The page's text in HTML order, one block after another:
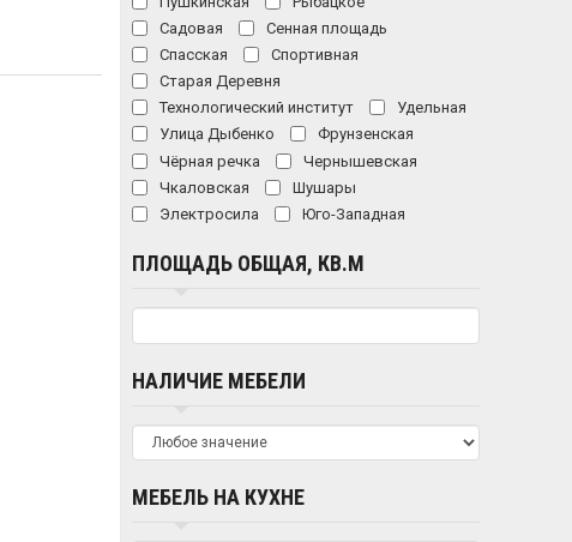
Садовая
Сенная площадь
Спасская
Спортивная
Старая Деревня
Технологический институт
Удельная
Улица Дыбенко
Фрунзенская
Чёрная речка
Чернышевская
Чкаловская
Шушары
Электросила
Юго-Западная
ПЛОЩАДЬ ОБЩАЯ, КВ.М
НАЛИЧИЕ МЕБЕЛИ
МЕБЕЛЬ НА КУХНЕ